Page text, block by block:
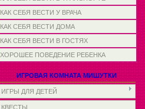
КАК СЕБЯ ВЕСТИ У ВРАЧА
КАК СЕБЯ ВЕСТИ ДОМА
КАК СЕБЯ ВЕСТИ В ГОСТЯХ
ХОРОШЕЕ ПОВЕДЕНИЕ РЕБЕНКА
ИГРОВАЯ КОМНАТА МИШУТКИ
ИГРЫ ДЛЯ ДЕТЕЙ
КВЕСТЫ